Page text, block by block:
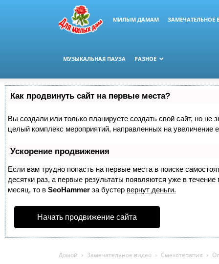
МИЛЫМ ДАМАМ ЗАМЕЧАТЕЛЬНОЕ
МУЗЫКАЛЬНАЯ ПАУЗА РАЗНОЕ
Как продвинуть сайт на первые места?
Вы создали или только планируете создать свой сайт, но не
целый комплекс мероприятий, направленных на увеличение
Ускорение продвижения
Если вам трудно попасть на первые места в поиске
десятки раз, а первые результаты появляются уже в
месяц, то в SeoHammer за бустер вернут деньги.
Начать продвижение сайта
Домой Замечательное видео Смехотерапия